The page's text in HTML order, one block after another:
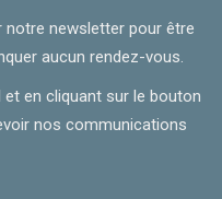
notre newsletter pour être
aucun rendez-vous.
en cliquant sur le bouton
nos communications